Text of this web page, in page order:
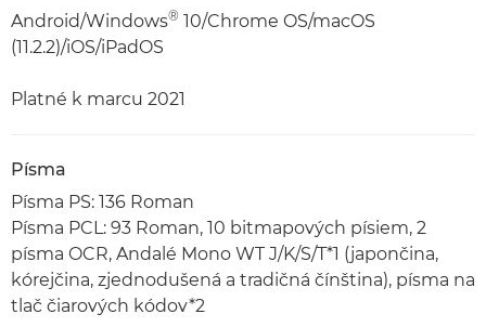
Android/Windows® 10/Chrome OS/macOS
(11.2.2)/iOS/iPadOS
Platné k marcu 2021
Písma
Písma PS: 136 Roman
Písma PCL: 93 Roman, 10 bitmapových písiem, 2
písma OCR, Andalé Mono WT J/K/S/T*1 (japončina,
kórejčina, zjednodušená a tradičná čínština), písma na
tlač čiarových kódov*2